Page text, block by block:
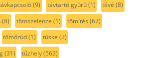
(9) távtartó gyűrű(1) tévé (8)
(8) tömszelence (1) tömítés (67)
tömőrúd(1) tüske (2)
(31) tűzhely(563)